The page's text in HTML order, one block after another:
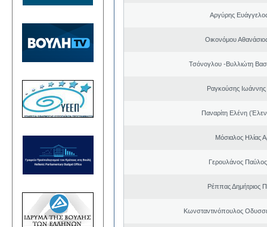
Αργύρης
Οικονόμου
Τσόνογλου -Βυλλιώτη
Ραγκούσης Ιωάννης
Παναρίτη Ελένη
Μόσιαλος Ηλίας
Γερουλάνος
Ρέππας Δημήτριος
Κωνσταντινόπουλος